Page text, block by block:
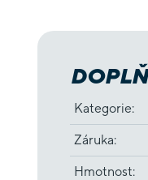
Kategorie:
Záruka:
Hmotnost: